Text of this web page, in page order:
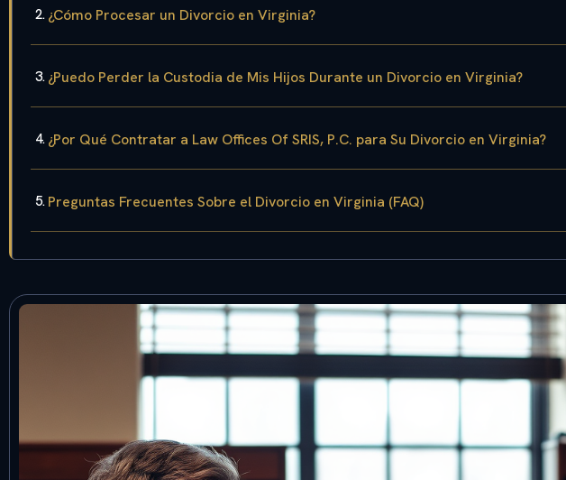
¿Cómo Procesar un Divorcio en Virginia?
¿Puedo Perder la Custodia de Mis Hijos Durante un Divorcio en Virginia?
¿Por Qué Contratar a Law Offices Of SRIS, P.C. para Su Divorcio en Virginia?
Preguntas Frecuentes Sobre el Divorcio en Virginia (FAQ)